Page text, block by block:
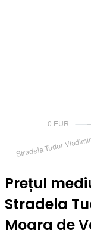
Prețul
Stradela
Moara de